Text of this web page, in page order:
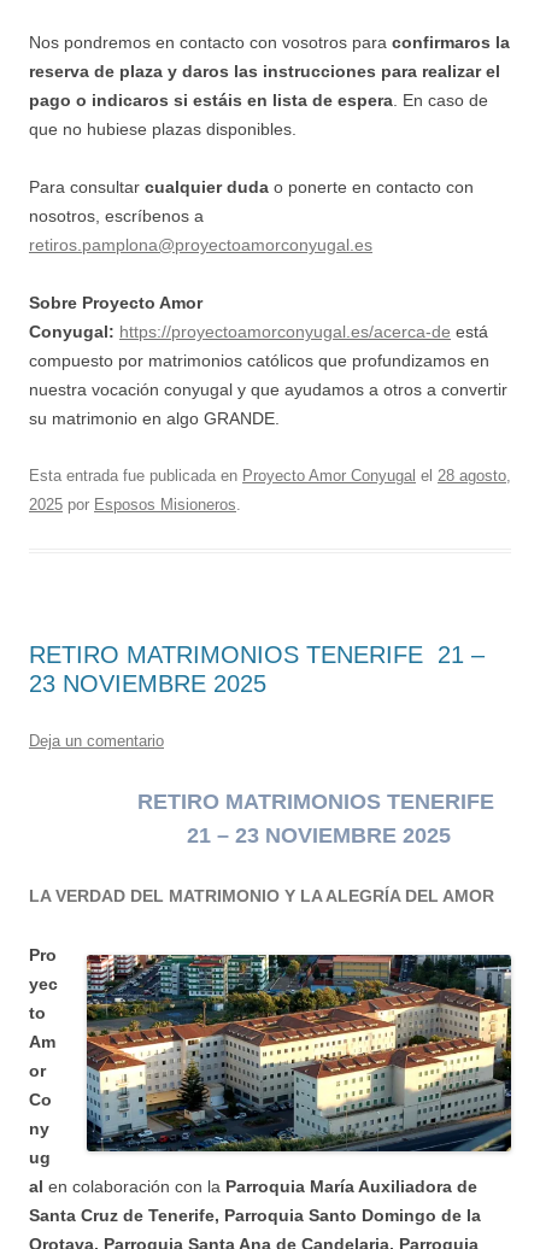
Nos pondremos en contacto con vosotros para confirmaros la
reserva de plaza y daros las instrucciones para realizar el
pago o indicaros si estáis en lista de espera . En caso de
que no hubiese plazas disponibles.
Para consultar cualquier duda o ponerte en contacto con
nosotros, escríbenos a
retiros.pamplona@proyectoamorconyugal.es
Sobre Proyecto Amor
Conyugal: https://proyectoamorconyugal.es/acerca-de está
compuesto por matrimonios católicos que profundizamos en
nuestra vocación conyugal y que ayudamos a otros a convertir
su matrimonio en algo GRANDE.
Esta entrada fue publicada en Proyecto Amor Conyugal el 28 agosto,
2025 por Esposos Misioneros
RETIRO MATRIMONIOS TENERIFE 21 –
23 NOVIEMBRE 2025
Deja un comentario
RETIRO MATRIMONIOS TENERIFE
21 – 23 NOVIEMBRE 2025
LA VERDAD DEL MATRIMONIO Y LA ALEGRÍA DEL AMOR
Pro
yec
to
Am
or
Co
ny
ug
al en colaboración con la Parroquia María Auxiliadora de
Santa Cruz de Tenerife, Parroquia Santo Domingo de la
Orotava, Parroquia Santa Ana de Candelaria, Parroquia